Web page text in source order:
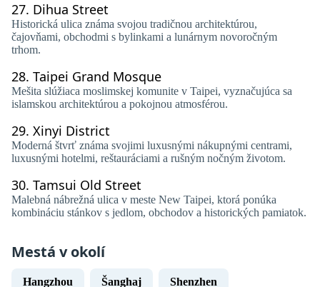
27. Dihua Street
Historická ulica známa svojou tradičnou architektúrou,
čajovňami, obchodmi s bylinkami a lunárnym novoročným
trhom.
28. Taipei Grand Mosque
Mešita slúžiaca moslimskej komunite v Taipei, vyznačujúca sa
islamskou architektúrou a pokojnou atmosférou.
29. Xinyi District
Moderná štvrť známa svojimi luxusnými nákupnými centrami,
luxusnými hotelmi, reštauráciami a rušným nočným životom.
30. Tamsui Old Street
Malebná nábrežná ulica v meste New Taipei, ktorá ponúka
kombináciu stánkov s jedlom, obchodov a historických pamiatok.
Mestá v okolí
Hangzhou Šanghaj Shenzhen